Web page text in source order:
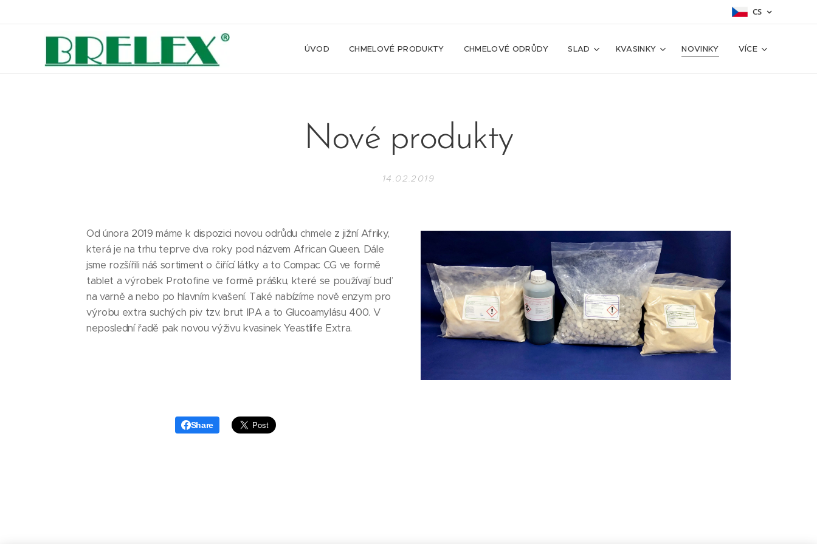
CS
ÚVOD CHMELOVÉ PRODUKTY CHMELOVÉ ODRŮDY SLAD KVASINKY NOVINKY VÍCE
Nové produkty
14.02.2019
Od února 2019 máme k dispozici novou odrůdu chmele z jižní Afriky,
která je na trhu teprve dva roky pod názvem African Queen. Dále
jsme rozšířili náš sortiment o čiřící látky a to Compac CG ve formě
tablet a výrobek Protofine ve formě prášku, které se používají buď
na varně a nebo po hlavním kvašení. Také nabízíme nově enzym pro
výrobu extra suchých piv tzv. brut IPA a to Glucoamylásu 400. V
neposlední řadě pak novou výživu kvasinek Yeastlife Extra.
Share